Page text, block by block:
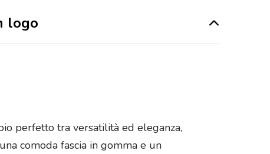
logo
perfetto tra versatilità ed eleganza,
comoda fascia in gomma e un